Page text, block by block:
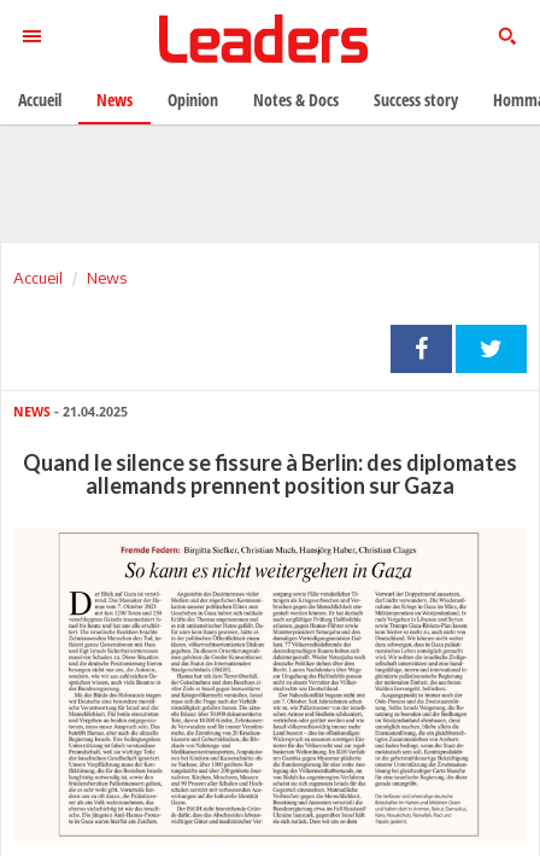
Accueil News
NEWS - 21.04.2025
Quand le silence se fissure à Berlin: des diplomates
allemands prennent position sur Gaza
Accueil News Opinion Notes & Docs Success story